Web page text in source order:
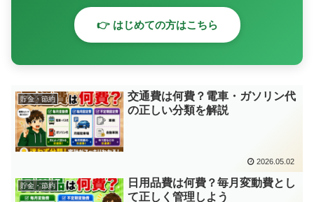
👉 はじめての方はこちら
貯金・節約
交通費は何費？電車・ガソリン代
の正しい分類を解説
2026.05.02
貯金・節約
日用品費は何費？毎月変動費とし
て正しく管理しよう